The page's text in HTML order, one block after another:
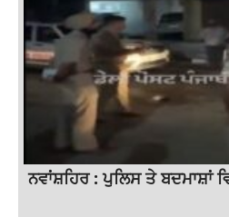
ਨਵਾਂਸ਼ਹਿਰ : ਪੁਲਿਸ ਤੇ ਬਦਮਾਸ਼ਾਂ